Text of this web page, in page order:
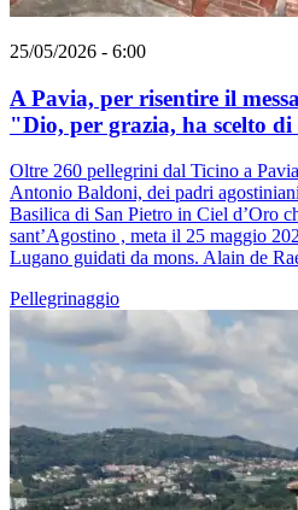
25/05/2026 - 6:00
A Pavia, per risentire il
"Dio, per grazia, ha scelto
Oltre 260 pellegrini dal Ticino a
Antonio Baldoni, dei padri
Basilica di San Pietro in Ciel d’Oro
sant’Agostino , meta il 25 maggio
Lugano guidati da mons. Alain de
Pellegrinaggio